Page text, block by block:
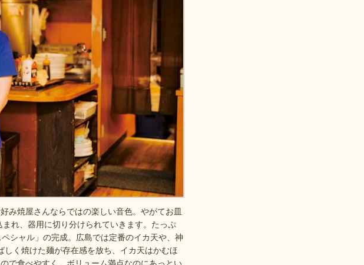
焼屋さんならではの楽しい音色。やがてお皿
れ、器用に切り分けられていきます。たっぷ
シャル」の完成。広島では定番のイカ天や、神
く焼けた麺が存在感を放ち、イカ天はかむほ